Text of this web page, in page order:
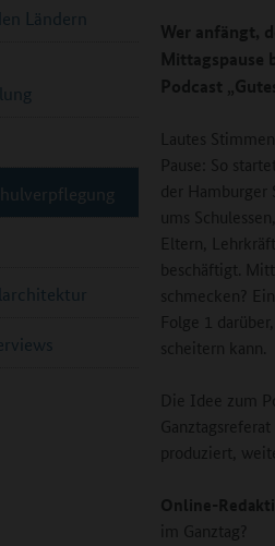
Wer anfängt,
Mittagspause
Podcast
Lautes
Pause: So
der Hamburger
ums
Eltern,
beschäftigt.
schmecken?
Folge 1
scheitern kann.
Die Idee zum
produziert,
Online-
im Ganztag?
Ländern